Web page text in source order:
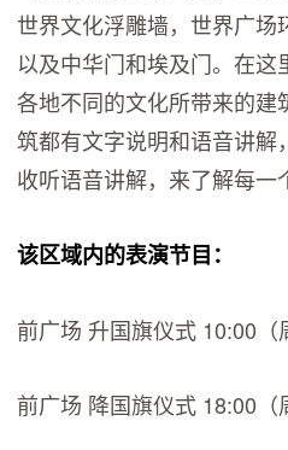
世界文化浮雕墙，世界广场
以及中华门和埃及门。在
各地不同的文化所带来的建
筑都有文字说明和语音讲解
收听语音讲解，来了解每一
该区域内的表演节目：
前广场 升国旗仪式 10:00（
前广场 降国旗仪式 18:00（